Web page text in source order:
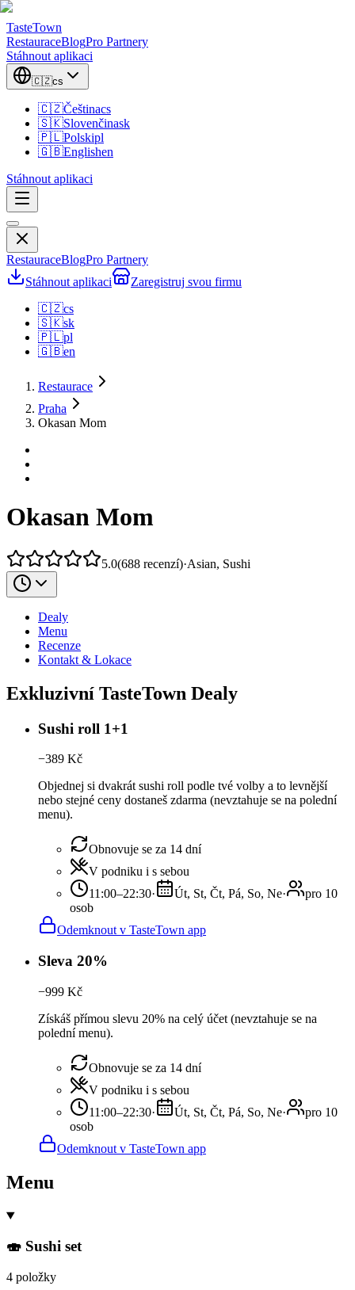
TasteTown
RestauraceBlogPro Partnery
Stáhnout aplikaci
🇨🇿cs
🇨🇿Češtinacs
🇸🇰Slovenčinask
🇵🇱Polskipl
🇬🇧Englishen
Stáhnout aplikaci
RestauraceBlogPro Partnery
Stáhnout aplikaci
Zaregistruj svou firmu
🇨🇿cs
🇸🇰sk
🇵🇱pl
🇬🇧en
Restaurace
Praha
Okasan Mom
Okasan Mom
5.0(688 recenzí)·Asian, Sushi
Dealy
Menu
Recenze
Kontakt & Lokace
Exkluzivní TasteTown Dealy
Sushi roll 1+1
−389 Kč
Objednej si dvakrát sushi roll podle tvé volby a to levnější
nebo stejné ceny dostaneš zdarma (nevztahuje se na polední
menu).
Obnovuje se za 14 dní
V podniku i s sebou
11:00–22:30· Út, St, Čt, Pá, So, Ne·
pro 10
osob
Odemknout v TasteTown app
Sleva 20%
−999 Kč
Získáš přímou slevu 20% na celý účet (nevztahuje se na
polední menu).
Obnovuje se za 14 dní
V podniku i s sebou
11:00–22:30· Út, St, Čt, Pá, So, Ne·
pro 10
osob
Odemknout v TasteTown app
Menu
🍣 Sushi set
4 položky